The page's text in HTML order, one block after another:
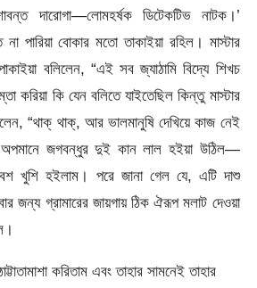
দারোগা—লোমহর্ষক ডিটেকটিভ নাটক।’
না পারিয়া বোকার মতো তাকাইয়া রহিল। মাস্টার
বলিলেন, “এই সব জ্যাঠামি বিদ্যে শিখচ
কি যেন বলিতে যাইতেছিল কিন্তু মাস্টার
“থাক্ থাক্, আর ভালমানুষি দেখিয়ে কাজ নেই
জগবন্ধুর দুই কান লাল হইয়া উঠিল—
খুশি হইলাম। পরে জানা গেল যে, এটি দাশু
জন্য গ্রামারের জায়গায় ঠিক ঐরূপ মলাট দেওয়া
করিতাম এবং তাহার সামনেই তাহার